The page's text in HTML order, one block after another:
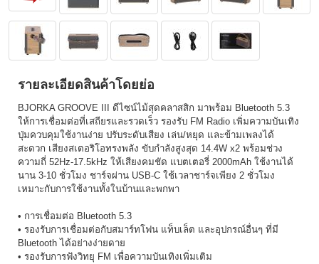
รายละเอียดสินค้าโดยย่อ
BJORKA GROOVE III ดีไซน์ไม้สุดคลาสสิก มาพร้อม Bluetooth 5.3
ให้การเชื่อมต่อที่เสถียรและรวดเร็ว รองรับ FM Radio เพิ่มความบันเทิง
ปุ่มควบคุมใช้งานง่าย ปรับระดับเสียง เล่น/หยุด และข้ามเพลงได้
สะดวก เสียงสเตอริโอทรงพลัง ขับกำลังสูงสุด 14.4W x2 พร้อมช่วง
ความถี่ 52Hz-17.5kHz ให้เสียงคมชัด แบตเตอรี่ 2000mAh ใช้งานได้
นาน 3-10 ชั่วโมง ชาร์จผ่าน USB-C ใช้เวลาชาร์จเพียง 2 ชั่วโมง
เหมาะกับการใช้งานทั้งในบ้านและพกพา
• การเชื่อมต่อ Bluetooth 5.3
• รองรับการเชื่อมต่อกับสมาร์ทโฟน แท็บเล็ต และอุปกรณ์อื่นๆ ที่มี
Bluetooth ได้อย่างง่ายดาย
• รองรับการฟังวิทยุ FM เพื่อความบันเทิงเพิ่มเติม